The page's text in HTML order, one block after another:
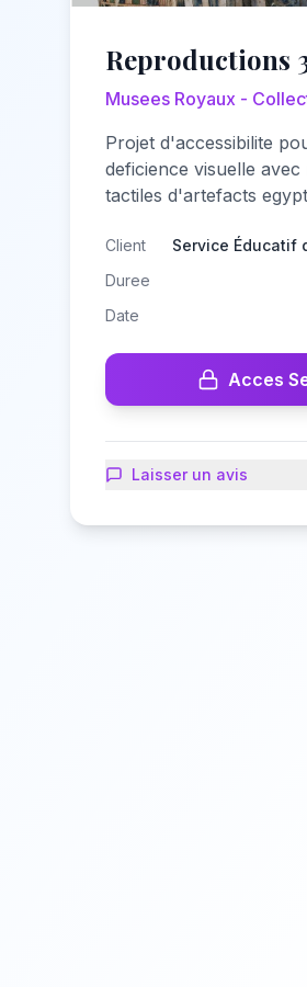
Reproductions
Musees Royaux -
Projet d'accessibilite
deficience visuelle
tactiles d'artefacts
Client
Service Éducatif
Duree
Date
Acces
Laisser un avis